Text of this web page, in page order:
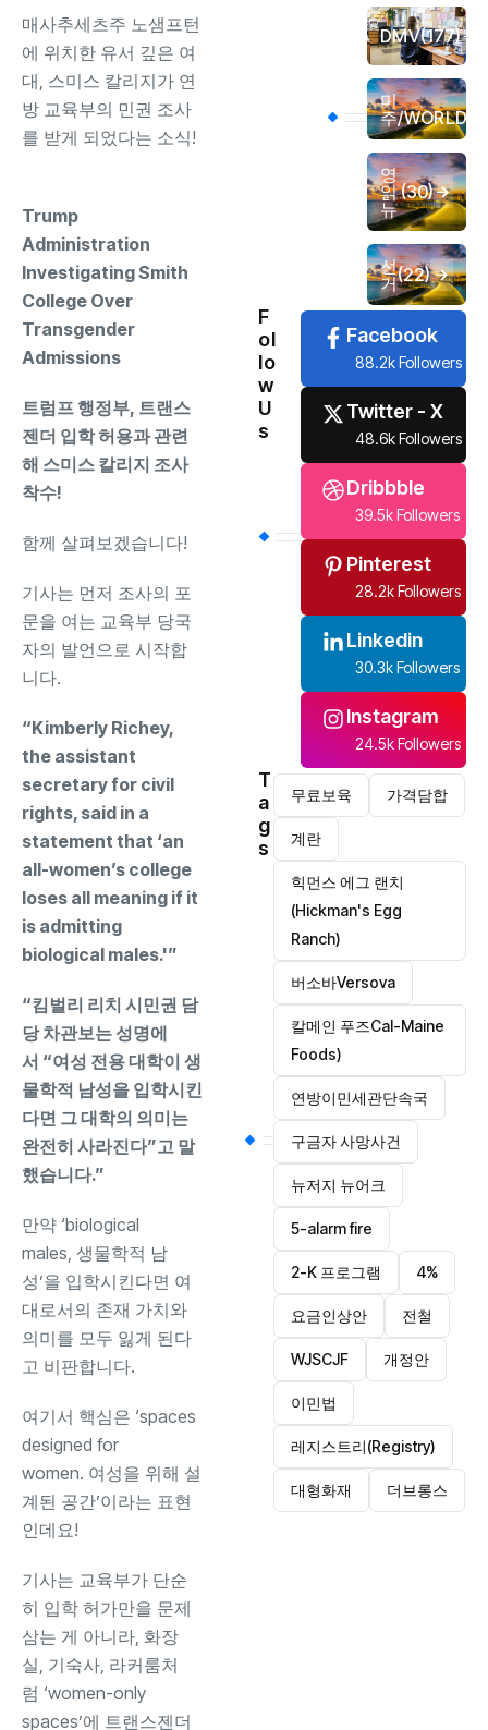
매사추세츠주 노샘프턴
에 위치한 유서 깊은 여
대, 스미스 칼리지가 연
방 교육부의 민권 조사
를 받게 되었다는 소식!
Trump
Administration
Investigating Smith
College Over
Transgender
Admissions
트럼프 행정부, 트랜스
젠더 입학 허용과 관련
해 스미스 칼리지 조사
착수!
함께 살펴보겠습니다!
기사는 먼저 조사의 포
문을 여는 교육부 당국
자의 발언으로 시작합
니다.
“Kimberly Richey,
the assistant
secretary for civil
rights, said in a
statement that ‘an
all-women’s college
loses all meaning if it
is admitting
biological males.'”
“킴벌리 리치 시민권 담
당 차관보는 성명에
서 “여성 전용 대학이 생
물학적 남성을 입학시킨
다면 그 대학의 의미는
완전히 사라진다”고 말
했습니다.”
만약 ‘biological
males, 생물학적 남
성’을 입학시킨다면 여
대로서의 존재 가치와
의미를 모두 잃게 된다
고 비판합니다.
여기서 핵심은 ‘spaces
designed for
women. 여성을 위해 설
계된 공간’이라는 표현
인데요!
기사는 교육부가 단순
히 입학 허가만을 문제
삼는 게 아니라, 화장
실, 기숙사, 라커룸처
럼 ‘women-only
spaces’에 트랜스젠더
DMV(177)
미
주/WORLD
영
읽
뉴
(30)
선
거(22)
F
ol
lo
w
U
s
Facebook
88.2k Followers
Twitter - X
48.6k Followers
Dribbble
39.5k Followers
Pinterest
28.2k Followers
Linkedin
30.3k Followers
Instagram
24.5k Followers
T
a
g
s
무료보육 가격담합
계란
힉먼스 에그 랜치
(Hickman's Egg
Ranch)
버소바Versova
칼메인 푸즈Cal-Maine
Foods)
연방이민세관단속국
구금자 사망사건
뉴저지 뉴어크
5-alarm fire
2-K 프로그램 4%
요금인상안 전철
WJSCJF 개정안
이민법
레지스트리(Registry)
대형화재 더브롱스